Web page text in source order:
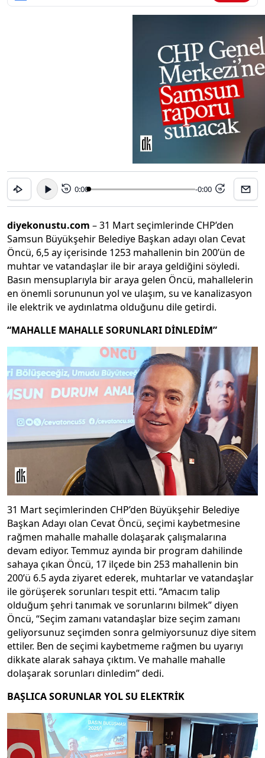
15 0:00 -0:00 15
diyekonustu.com – 31 Mart seçimlerinde CHP’den
Samsun Büyükşehir Belediye Başkan adayı olan Cevat
Öncü, 6,5 ay içerisinde 1253 mahallenin bin 200’ün de
muhtar ve vatandaşlar ile bir araya geldiğini söyledi.
Basın mensuplarıyla bir araya gelen Öncü, mahallelerin
en önemli sorununun yol ve ulaşım, su ve kanalizasyon
ile elektrik ve aydınlatma olduğunu dile getirdi.
“MAHALLE MAHALLE SORUNLARI DİNLEDİM”
31 Mart seçimlerinden CHP’den Büyükşehir Belediye
Başkan Adayı olan Cevat Öncü, seçimi kaybetmesine
rağmen mahalle mahalle dolaşarak çalışmalarına
devam ediyor. Temmuz ayında bir program dahilinde
sahaya çıkan Öncü, 17 ilçede bin 253 mahallenin bin
200’ü 6.5 ayda ziyaret ederek, muhtarlar ve vatandaşlar
ile görüşerek sorunları tespit etti. “Amacım talip
olduğum şehri tanımak ve sorunlarını bilmek” diyen
Öncü, “Seçim zamanı vatandaşlar bize seçim zamanı
geliyorsunuz seçimden sonra gelmiyorsunuz diye sitem
ettiler. Ben de seçimi kaybetmeme rağmen bu uyarıyı
dikkate alarak sahaya çıktım. Ve mahalle mahalle
dolaşarak sorunları dinledim” dedi.
BAŞLICA SORUNLAR YOL SU ELEKTRİK